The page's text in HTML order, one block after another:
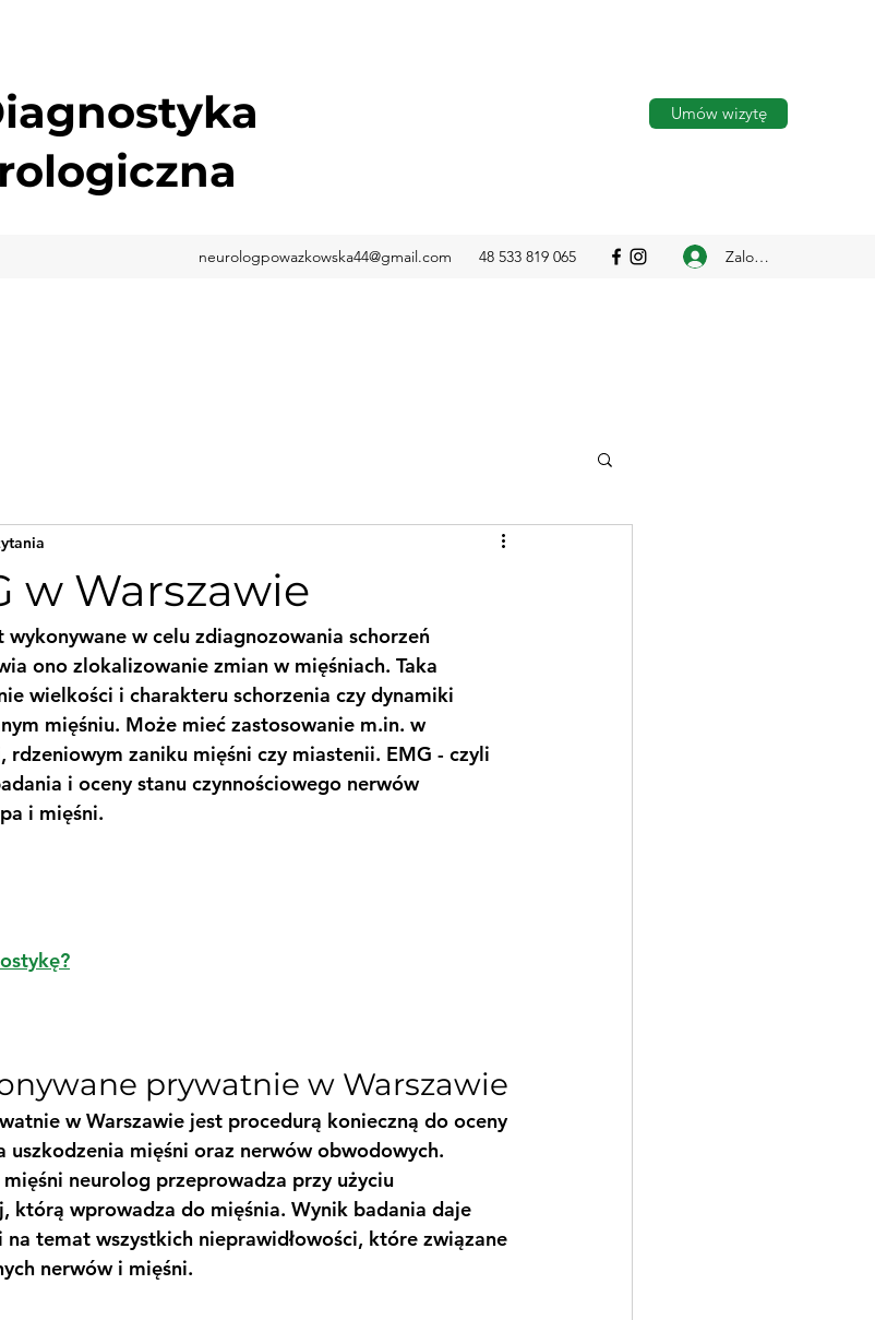
Umów wizytę
neurologpowazkowska44@gmail.com 48 533 819 065 Zaloguj się
w Warszawie
wykonywane w celu zdiagnozowania schorzeń
ono zlokalizowanie zmian w mięśniach. Taka
wielkości i charakteru schorzenia czy dynamiki
mięśniu. Może mieć zastosowanie m.in. w
zaniku mięśni czy miastenii. EMG - czyli
i oceny stanu czynnościowego nerwów
i mięśni.
prywatnie w Warszawie
w Warszawie jest procedurą konieczną do oceny
mięśni oraz nerwów obwodowych.
neurolog przeprowadza przy użyciu
którą wprowadza do mięśnia. Wynik badania daje
temat wszystkich nieprawidłowości, które związane
nerwów i mięśni.